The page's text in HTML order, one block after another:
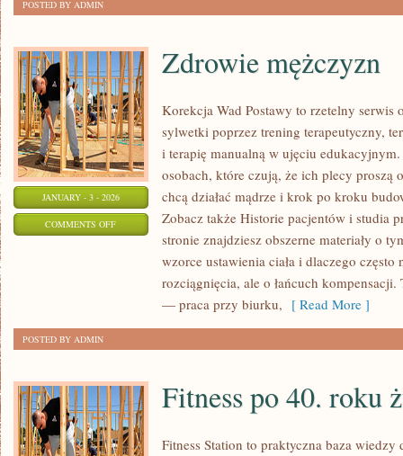
POSTED BY ADMIN
JANUARY - 3 - 2026
COMMENTS OFFON
MĘŻCZYZN
Zdrowie mężczyzn
Korekcja Wad Postawy to rzetelny serwis
sylwetki poprzez trening terapeutyczny,
i terapię manualną w ujęciu edukacyjnym.
osobach, które czują, że ich plecy proszą
chcą działać mądrze i krok po kroku
Zobacz także Historie pacjentów i studia
stronie znajdziesz obszerne materiały o
wzorce ustawienia ciała i dlaczego
rozciągnięcia, ale o łańcuch
— praca przy biurku, [ Read More ]
POSTED BY ADMIN
Fitness po 40. roku
Fitness Station to praktyczna baza